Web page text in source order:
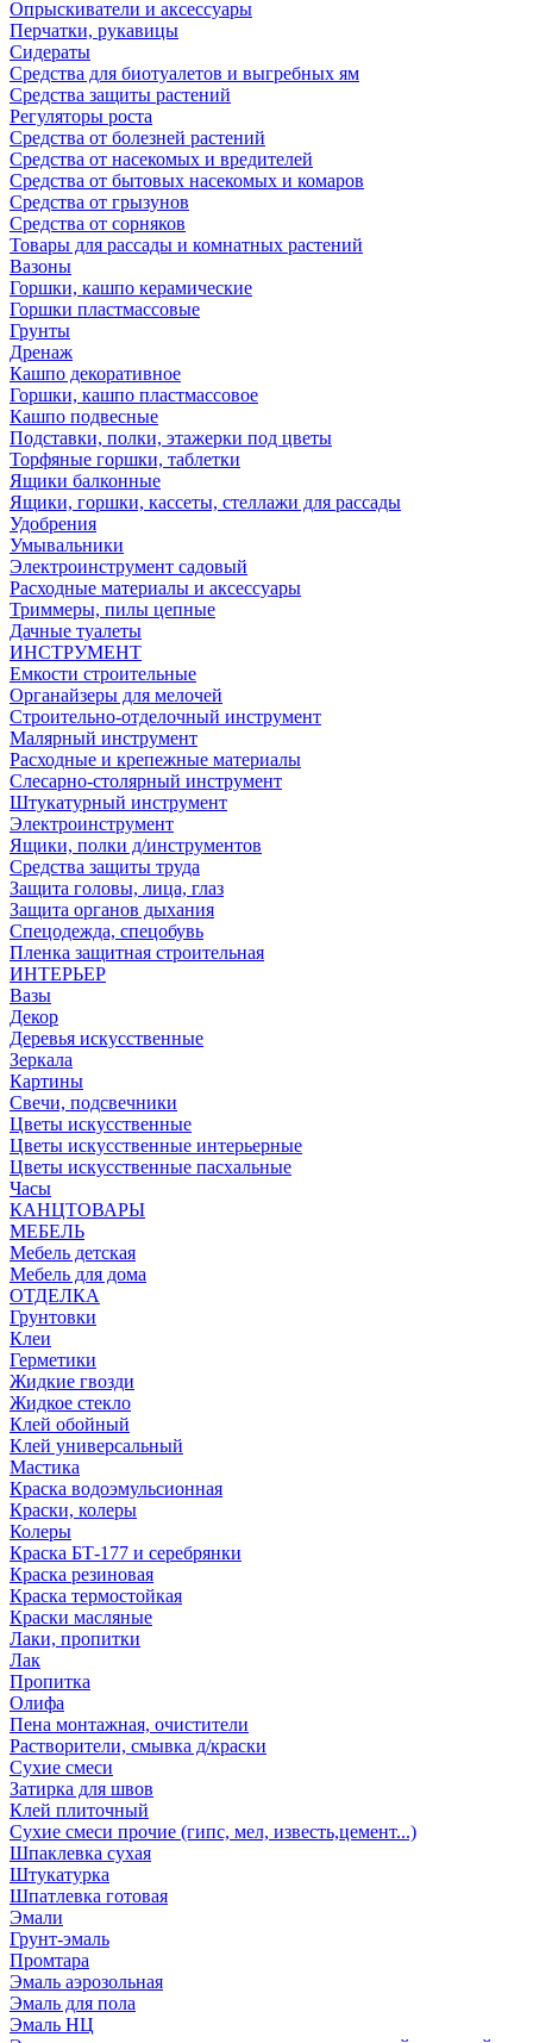
Опрыскиватели и аксессуары
Перчатки, рукавицы
Сидераты
Средства для биотуалетов и выгребных ям
Средства защиты растений
Регуляторы роста
Средства от болезней растений
Средства от насекомых и вредителей
Средства от бытовых насекомых и комаров
Средства от грызунов
Средства от сорняков
Товары для рассады и комнатных растений
Вазоны
Горшки, кашпо керамические
Горшки пластмассовые
Грунты
Дренаж
Кашпо декоративное
Горшки, кашпо пластмассовое
Кашпо подвесные
Подставки, полки, этажерки под цветы
Торфяные горшки, таблетки
Ящики балконные
Ящики, горшки, кассеты, стеллажи для рассады
Удобрения
Умывальники
Электроинструмент садовый
Расходные материалы и аксессуары
Триммеры, пилы цепные
Дачные туалеты
ИНСТРУМЕНТ
Емкости строительные
Органайзеры для мелочей
Строительно-отделочный инструмент
Малярный инструмент
Расходные и крепежные материалы
Слесарно-столярный инструмент
Штукатурный инструмент
Электроинструмент
Ящики, полки д/инструментов
Средства защиты труда
Защита головы, лица, глаз
Защита органов дыхания
Спецодежда, спецобувь
Пленка защитная строительная
ИНТЕРЬЕР
Вазы
Декор
Деревья искусственные
Зеркала
Картины
Свечи, подсвечники
Цветы искусственные
Цветы искусственные интерьерные
Цветы искусственные пасхальные
Часы
КАНЦТОВАРЫ
МЕБЕЛЬ
Мебель детская
Мебель для дома
ОТДЕЛКА
Грунтовки
Клеи
Герметики
Жидкие гвозди
Жидкое стекло
Клей обойный
Клей универсальный
Мастика
Краска водоэмульсионная
Краски, колеры
Колеры
Краска БТ-177 и серебрянки
Краска резиновая
Краска термостойкая
Краски масляные
Лаки, пропитки
Лак
Пропитка
Олифа
Пена монтажная, очистители
Растворители, смывка д/краски
Сухие смеси
Затирка для швов
Клей плиточный
Сухие смеси прочие (гипс, мел, известь,цемент...)
Шпаклевка сухая
Штукатурка
Шпатлевка готовая
Эмали
Грунт-эмаль
Промтара
Эмаль аэрозольная
Эмаль для пола
Эмаль НЦ